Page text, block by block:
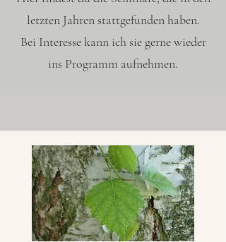
letzten Jahren stattgefunden haben.
Bei Interesse kann ich sie gerne wieder
ins Programm aufnehmen.